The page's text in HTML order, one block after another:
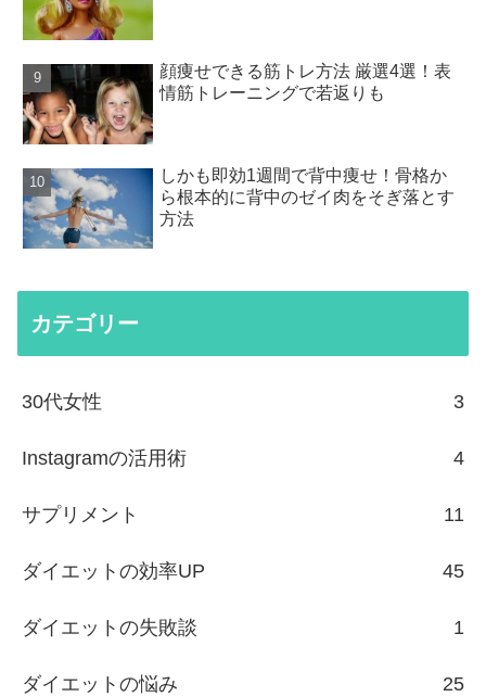
顔痩せできる筋トレ方法 厳選4選！表
情筋トレーニングで若返りも
しかも即効1週間で背中痩せ！骨格か
ら根本的に背中のゼイ肉をそぎ落とす
方法
カテゴリー
30代女性 3
Instagramの活用術 4
サプリメント 11
ダイエットの効率UP 45
ダイエットの失敗談 1
ダイエットの悩み 25